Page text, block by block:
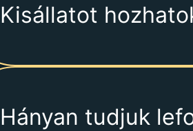
Kisállatot
Hányan tudjuk